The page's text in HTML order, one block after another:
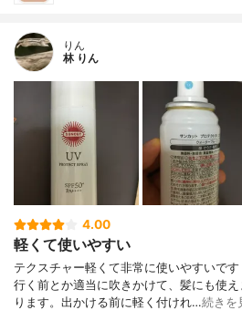
りん
林 りん
4.00
軽くて使いやすい
テクスチャー軽くて非常に使いやすいで
行く前とか適当に吹きかけて、髪にも使
ります。出かける前に軽く付けれ…続きを